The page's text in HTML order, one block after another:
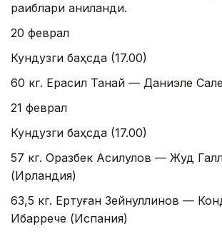
рақиблари аниқланди.
20 феврал
Кундузги баҳсда (17.00)
60 кг. Ерасил Танқай — Даниэле
21 феврал
Кундузги баҳсда (17.00)
57 кг. Оразбек Асилқулов — Жуд
(Ирландия)
63,5 кг. Ертуған Зейнуллинов —
Ибаррече (Испания)